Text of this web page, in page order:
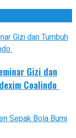
Gizi dan
Coalindo